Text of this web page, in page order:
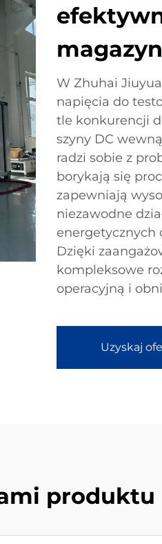
W Zhuhai
napięcia do
tle konkurencji
szyny DC
radzi sobie z
borykają się
zapewniają
niezawodne
energetycznych
Dzięki
kompleksowe
operacyjną i
Uzyskaj
produktu